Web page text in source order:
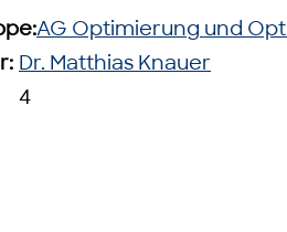
AG Optimierung und
Dr. Matthias Knauer
4